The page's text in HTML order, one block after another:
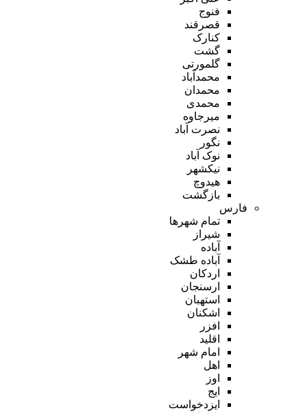
فنوج
قصرقند
کنارک
گشت
گلمورتی
محمدآباد
محمدان
محمدی
میرجاوه
نصرت آباد
نگور
نوک آباد
نیکشهر
هیدوچ
بازگشت
فارس
تمام شهر‌ها
شیراز
آباده
آباده طشک
اردکان
ارسنجان
استهبان
اشکنان
افزر
اقلید
امام شهر
اهل
اوز
ایج
ایزدخواست